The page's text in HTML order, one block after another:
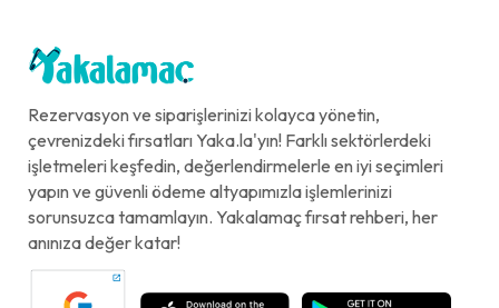
Rezervasyon ve siparişlerinizi kolayca yönetin,
çevrenizdeki fırsatları Yaka.la'yın! Farklı sektörlerdeki
işletmeleri keşfedin, değerlendirmelerle en iyi seçimleri
yapın ve güvenli ödeme altyapımızla işlemlerinizi
sorunsuzca tamamlayın. Yakalamaç fırsat rehberi, her
anınıza değer katar!